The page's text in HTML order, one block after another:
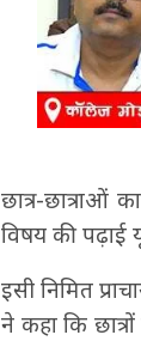
छात्र-छात्राओं
विषय की पढ़ाई
इसी निमित
ने कहा कि